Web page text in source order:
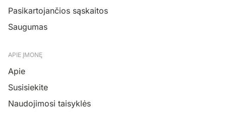
Pasikartojančios sąskaitos
Saugumas
APIE ĮMONĘ
Apie
Susisiekite
Naudojimosi taisyklės